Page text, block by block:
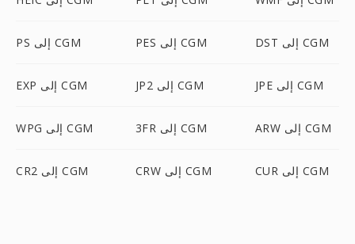
PS إلى CGM PES إلى CGM DST إلى CGM
EXP إلى CGM JP2 إلى CGM JPE إلى CGM
WPG إلى CGM 3FR إلى CGM ARW إلى CGM
CR2 إلى CGM CRW إلى CGM CUR إلى CGM